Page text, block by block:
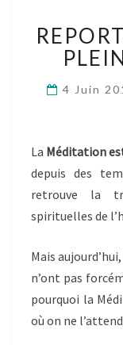
4 Juin
La Méditation
depuis des
retrouve la
spirituelles de
Mais
n’ont pas
pourquoi la
où on ne